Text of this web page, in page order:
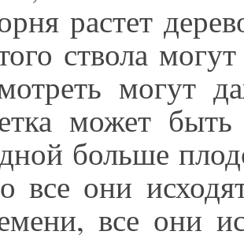
растет
ствола
могут
может
больше
все они
все они